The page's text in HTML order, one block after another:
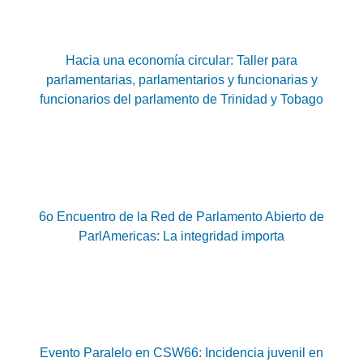
Hacia una economía circular: Taller para
parlamentarias, parlamentarios y funcionarias y
funcionarios del parlamento de Trinidad y Tobago
6o Encuentro de la Red de Parlamento Abierto de
ParlAmericas: La integridad importa
Evento Paralelo en CSW66: Incidencia juvenil en